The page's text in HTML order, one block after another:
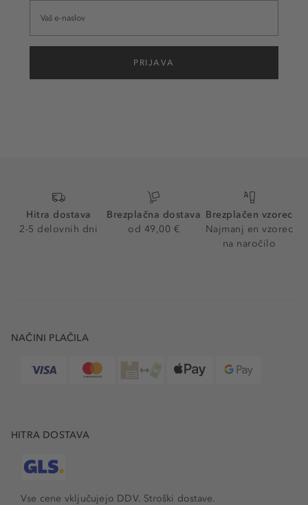
PRIJAVA
Hitra dostava
2-5 delovnih dni
Brezplačna dostava
od 49,00 €
Brezplačen vzorec
Najmanj en vzorec
na naročilo
NAČINI PLAČILA
HITRA DOSTAVA
Vse cene vključujejo DDV. Stroški dostave.